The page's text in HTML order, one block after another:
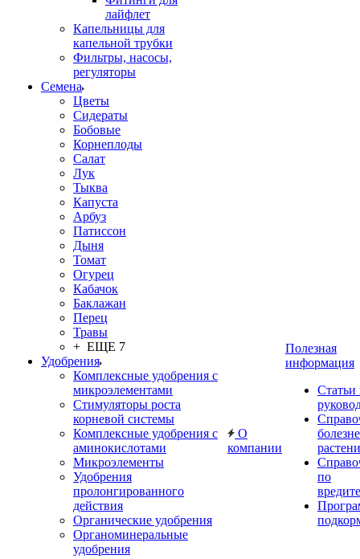
лайфлет
Капельницы для
капельной трубки
Фильтры, насосы,
регуляторы
Семена
Цветы
Сидераты
Бобовые
Корнеплоды
Салат
Лук
Тыква
Капуста
Арбуз
Патиссон
Дыня
Томат
Огурец
Кабачок
Баклажан
Перец
Травы
+ ЕЩЕ 7
Удобрения
Комплексные удобрения с
микроэлементами
Стимуляторы роста
корневой системы
Комплексные удобрения с
аминокислотами
Микроэлементы
Удобрения
пролонгированного
действия
Органические удобрения
Органоминеральные
удобрения
О
компании
Полезная
информация
Статьи
по